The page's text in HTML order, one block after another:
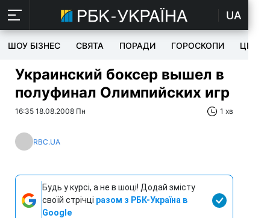
UA
ШОУ БІЗНЕС СВЯТА ПОРАДИ ГОРОСКОПИ ЦІКАВЕ
Украинский боксер вышел в
полуфинал Олимпийских игр
16:35 18.08.2008 Пн 1 хв
RBC.UA
Будь у курсі, а не в шоці! Додай змісту
своїй стрічці разом з РБК-Україна в
Google